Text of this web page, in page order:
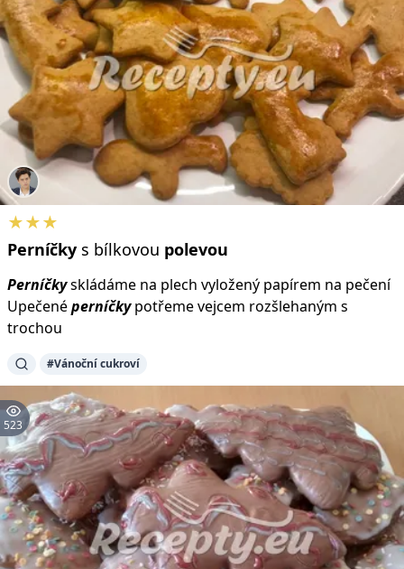
★★★
Perníčky s bílkovou polevou
Perníčkyskládáme na plech vyložený papírem na pečení
Upečenéperníčkypotřeme vejcem rozšlehaným s
trochou
#Vánoční cukroví
523